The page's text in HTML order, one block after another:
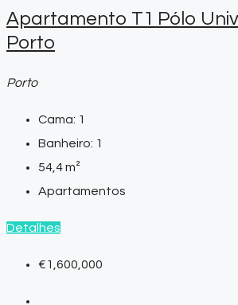
Apartamento T1 Pólo
Porto
Porto
Cama: 1
Banheiro: 1
54,4m²
Apartamentos
Detalhes
€1,600,000